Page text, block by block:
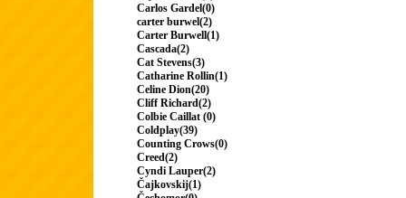
Carlos Gardel(0)
carter burwel(2)
Carter Burwell(1)
Cascada(2)
Cat Stevens(3)
Catharine Rollin(1)
Celine Dion(20)
Cliff Richard(2)
Colbie Caillat (0)
Coldplay(39)
Counting Crows(0)
Creed(2)
Cyndi Lauper(2)
Čajkovskij(1)